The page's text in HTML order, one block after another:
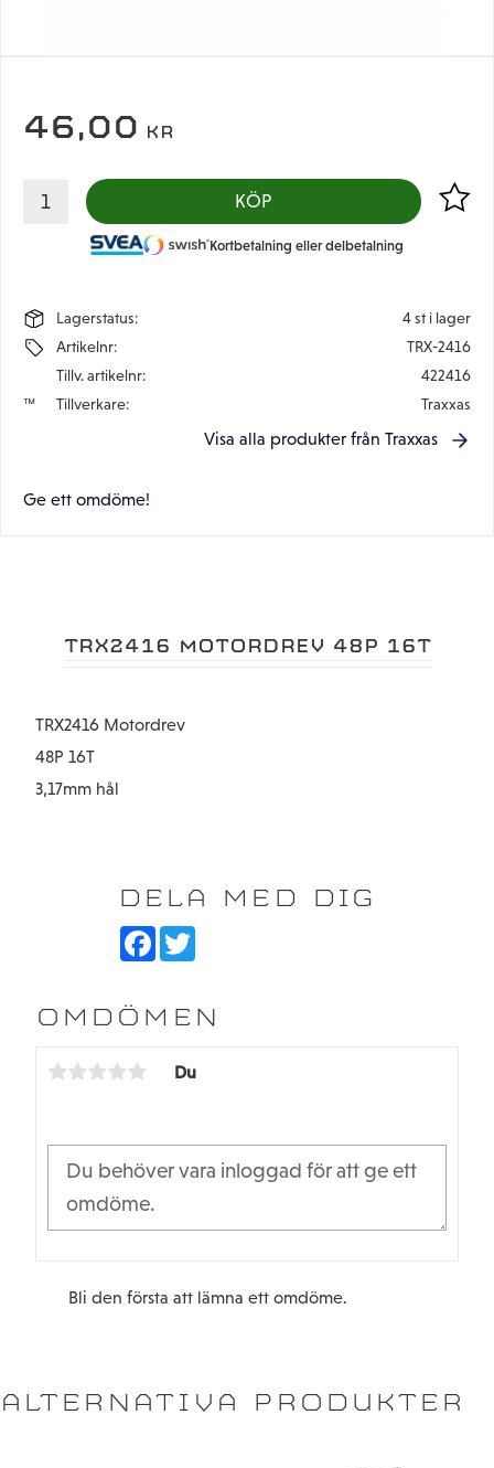
46,00 KR
KÖP Lägg
Kortbetalning eller delbetalning
Lagerstatus
4 st i lager
Artikelnr
TRX-2416
Tillv. artikelnr
422416
Tillverkare
Traxxas
Visa alla produkter från Traxxas
Ge ett omdöme!
TRX2416 MOTORDREV 48P 16T
TRX2416 Motordrev
48P 16T
3,17mm hål
DELA MED DIG
F
b
o
T
t
e
OMDÖMEN
Du
Bli den första att lämna ett omdöme.
ALTERNATIVA PRODUKTER